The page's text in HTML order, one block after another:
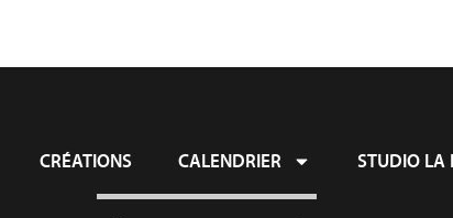
CRÉATIONS CALENDRIER STUDIO LA